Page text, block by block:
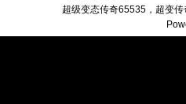
超级变态传奇65535，超变